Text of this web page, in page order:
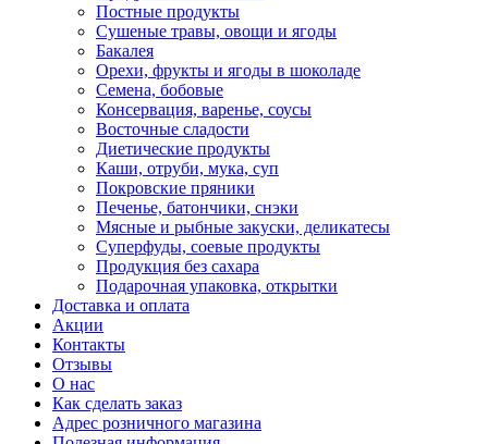
Постные продукты
Сушеные травы, овощи и ягоды
Бакалея
Орехи, фрукты и ягоды в шоколаде
Семена, бобовые
Консервация, варенье, соусы
Восточные сладости
Диетические продукты
Каши, отруби, мука, суп
Покровские пряники
Печенье, батончики, снэки
Мясные и рыбные закуски, деликатесы
Суперфуды, соевые продукты
Продукция без сахара
Подарочная упаковка, открытки
Доставка и оплата
Акции
Контакты
Отзывы
О нас
Как сделать заказ
Адрес розничного магазина